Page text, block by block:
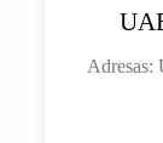
Adresas: